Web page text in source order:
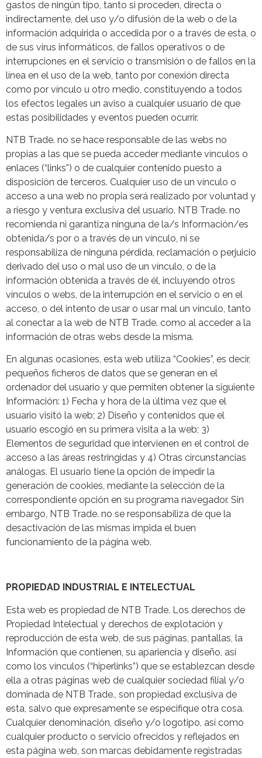
gastos de ningún tipo, tanto si proceden, directa o
indirectamente, del uso y/o difusión de la web o de la
información adquirida o accedida por o a través de esta, o
de sus virus informáticos, de fallos operativos o de
interrupciones en el servicio o transmisión o de fallos en la
línea en el uso de la web, tanto por conexión directa
como por vínculo u otro medio, constituyendo a todos
los efectos legales un aviso a cualquier usuario de que
estas posibilidades y eventos pueden ocurrir.
NTB Trade. no se hace responsable de las webs no
propias a las que se pueda acceder mediante vínculos o
enlaces (“links”) o de cualquier contenido puesto a
disposición de terceros. Cualquier uso de un vínculo o
acceso a una web no propia será realizado por voluntad y
a riesgo y ventura exclusiva del usuario. NTB Trade. no
recomienda ni garantiza ninguna de la/s Información/es
obtenida/s por o a través de un vínculo, ni se
responsabiliza de ninguna pérdida, reclamación o perjuicio
derivado del uso o mal uso de un vínculo, o de la
información obtenida a través de él, incluyendo otros
vínculos o webs, de la interrupción en el servicio o en el
acceso, o del intento de usar o usar mal un vínculo, tanto
al conectar a la web de NTB Trade. como al acceder a la
información de otras webs desde la misma.
En algunas ocasiones, esta web utiliza “Cookies”, es decir,
pequeños ficheros de datos que se generan en el
ordenador del usuario y que permiten obtener la siguiente
Información: 1) Fecha y hora de la última vez que el
usuario visitó la web; 2) Diseño y contenidos que el
usuario escogió en su primera visita a la web; 3)
Elementos de seguridad que intervienen en el control de
acceso a las áreas restringidas y 4) Otras circunstancias
análogas. El usuario tiene la opción de impedir la
generación de cookies, mediante la selección de la
correspondiente opción en su programa navegador. Sin
embargo, NTB Trade. no se responsabiliza de que la
desactivación de las mismas impida el buen
funcionamiento de la página web.
PROPIEDAD INDUSTRIAL E INTELECTUAL
Esta web es propiedad de NTB Trade. Los derechos de
Propiedad Intelectual y derechos de explotación y
reproducción de esta web, de sus páginas, pantallas, la
Información que contienen, su apariencia y diseño, así
como los vínculos (“hiperlinks”) que se establezcan desde
ella a otras páginas web de cualquier sociedad filial y/o
dominada de NTB Trade., son propiedad exclusiva de
esta, salvo que expresamente se especifique otra cosa.
Cualquier denominación, diseño y/o logotipo, así como
cualquier producto o servicio ofrecidos y reflejados en
esta página web, son marcas debidamente registradas